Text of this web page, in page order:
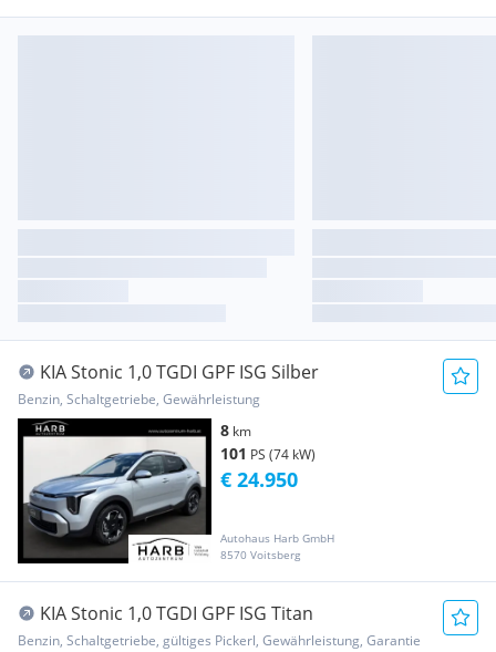
KIA Stonic 1,0 TGDI GPF ISG Silber
Benzin, Schaltgetriebe, Gewährleistung
8 km
101 PS (74 kW)
Autohaus Harb GmbH
8570 Voitsberg
€ 24.950
KIA Stonic 1,0 TGDI GPF ISG Titan
Benzin, Schaltgetriebe, gültiges Pickerl, Gewährleistung, Garantie